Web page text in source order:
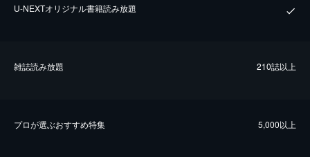
U-NEXTオリジナル書籍読み放題
雑誌読み放題 210誌以上
プロが選ぶおすすめ特集 5,000以上